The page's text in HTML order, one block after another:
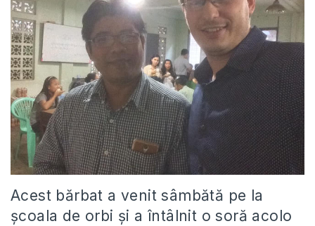
Acest bărbat a venit sâmbătă pe la
școala de orbi și a întâlnit o soră acolo